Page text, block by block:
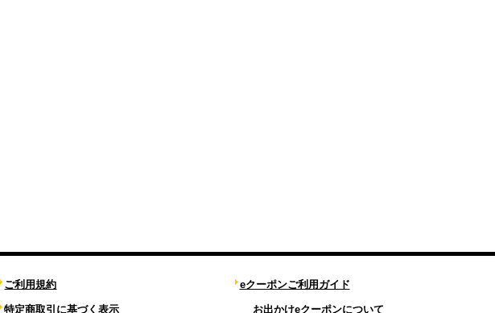
ご利用規約
特定商取引に基づく表示
eクーポンご利用ガイド
お出かけeクーポンについて